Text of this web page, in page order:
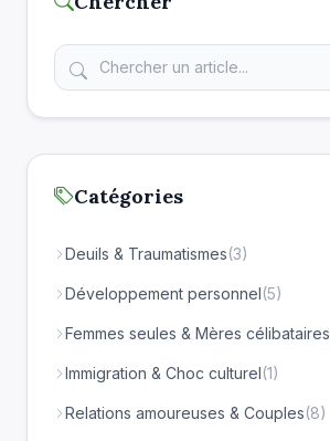
Catégories
Deuils & Traumatismes(3)
Développement personnel(5)
Femmes seules & Mères célibataires
Immigration & Choc culturel(1)
Relations amoureuses & Couples(8)